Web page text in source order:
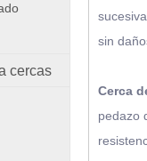
cercas
sin
Cerca
pedazo